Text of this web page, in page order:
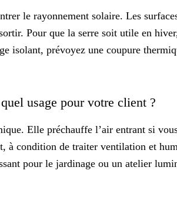
le rayonnement solaire. Les
Pour que la serre soit utile en
isolant, prévoyez une coupure
usage pour votre client ?
. Elle préchauffe l’air entrant si
à condition de traiter ventilation et
pour le jardinage ou un atelier